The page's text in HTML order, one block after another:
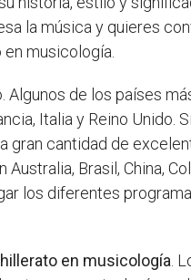
la música y quieres
musicología.
Algunos de los países
Italia y Reino Unido.
gran cantidad de
Brasil, China,
los diferentes
en musicología .